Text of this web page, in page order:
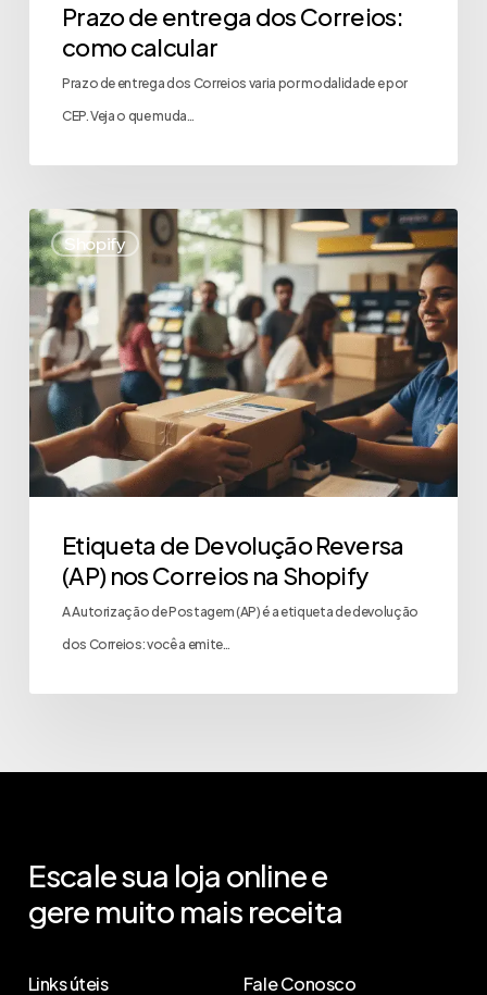
Prazo de entrega dos Correios:
como calcular
Prazo de entrega dos Correios varia por modalidade e por
CEP. Veja o que muda…
Shopify
Etiqueta de Devolução Reversa
(AP) nos Correios na Shopify
A Autorização de Postagem (AP) é a etiqueta de devolução
dos Correios: você a emite…
Escalesua loja onlinee
gere muito mais receita
Links úteis Fale Conosco